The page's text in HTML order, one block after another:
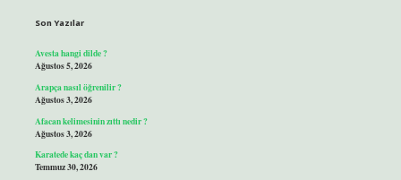
Son Yazılar
Avesta hangi dilde ?
Ağustos 5, 2026
Arapça nasıl öğrenilir ?
Ağustos 3, 2026
Afacan kelimesinin zıttı nedir ?
Ağustos 3, 2026
Karatede kaç dan var ?
Temmuz 30, 2026